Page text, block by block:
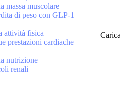
massa muscolare
di peso con GLP-1
attività fisica
prestazioni cardiache
nutrizione
renali